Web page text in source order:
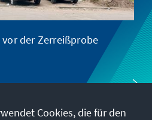
vor der Zerreißprobe
Cookies, die für den